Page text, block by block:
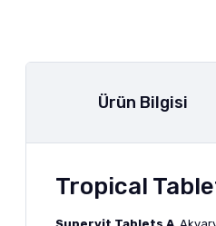
Ürün Bilgisi
Tropical